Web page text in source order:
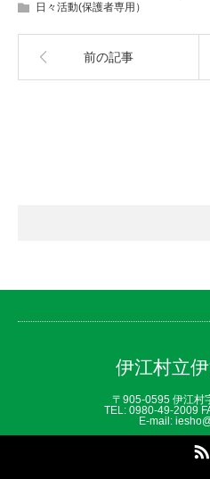
日々活動(保護者専用）
前の記事
伊江村立
〒905-0595 伊江村
TEL: 0980‐49‐2009
E-mail: